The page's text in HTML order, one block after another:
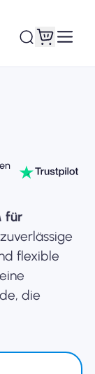
für
flexible
die